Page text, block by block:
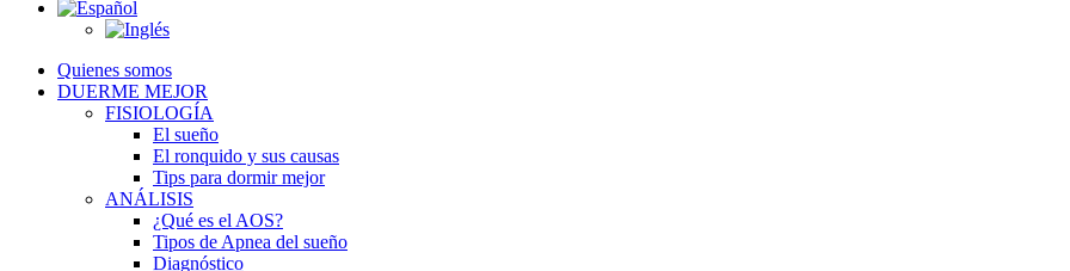
Quienes somos
DUERME MEJOR
FISIOLOGÍA
El sueño
El ronquido y sus causas
Tips para dormir mejor
ANÁLISIS
¿Qué es el AOS?
Tipos de Apnea del sueño
Diagnóstico